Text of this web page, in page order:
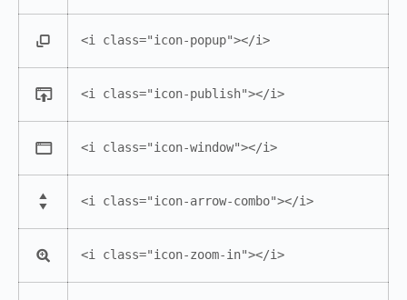
<i class="icon-popup"></i>
<i class="icon-publish"></i>
<i class="icon-window"></i>
<i class="icon-arrow-combo"></i>
<i class="icon-zoom-in"></i>